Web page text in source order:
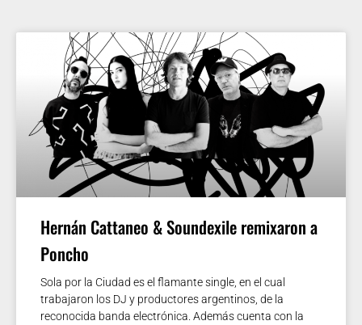
Hernán Cattaneo & Soundexile remixaron a
Poncho
Sola por la Ciudad es el flamante single, en el cual
trabajaron los DJ y productores argentinos, de la
reconocida banda electrónica. Además cuenta con la